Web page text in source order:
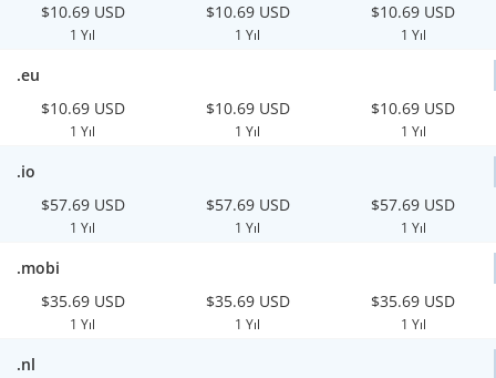
$10.69 USD
1 Yıl
$10.69 USD
1 Yıl
$10.69 USD
1 Yıl
.eu
$10.69 USD
1 Yıl
$10.69 USD
1 Yıl
$10.69 USD
1 Yıl
.io
$57.69 USD
1 Yıl
$57.69 USD
1 Yıl
$57.69 USD
1 Yıl
.mobi
$35.69 USD
1 Yıl
$35.69 USD
1 Yıl
$35.69 USD
1 Yıl
.nl